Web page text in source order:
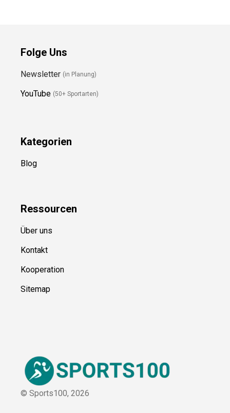
Folge Uns
Newsletter (in Planung)
YouTube (50+ Sportarten)
Kategorien
Blog
Ressourcen
Über uns
Kontakt
Kooperation
Sitemap
© Sports100, 2026